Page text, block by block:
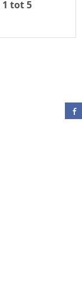
1 tot 5